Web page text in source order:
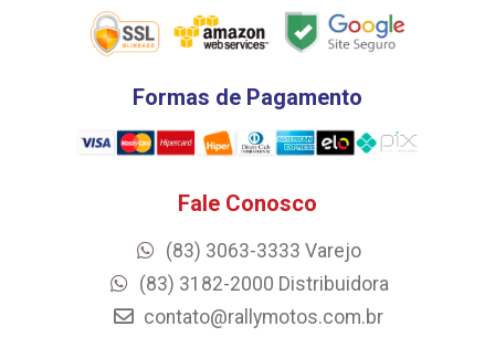
Formas de Pagamento
Fale Conosco
(83) 3063-3333 Varejo
(83) 3182-2000 Distribuidora
contato@rallymotos.com.br